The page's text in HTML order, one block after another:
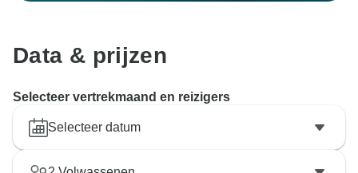
Data & prijzen
Selecteer vertrekmaand en reizigers
Selecteer datum